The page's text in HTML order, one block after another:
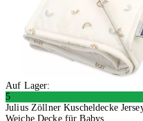
Auf Lager:
5
Julius Zöllner Kuscheldecke
Weiche Decke für Babys